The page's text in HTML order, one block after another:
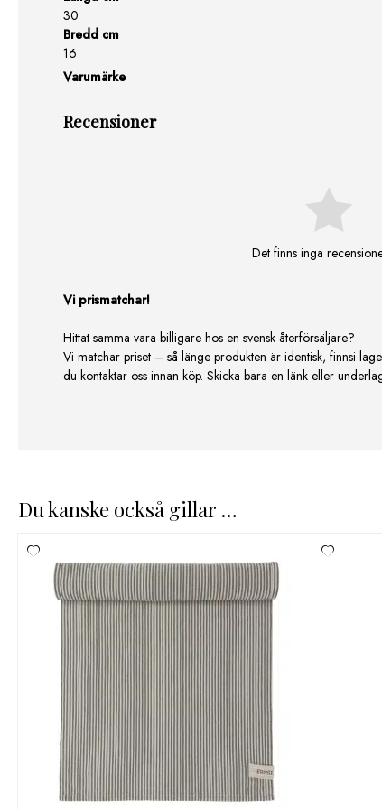
30
Bredd cm
16
Varumärke
Recensioner
Det finns inga
Vi prismatchar!
Hittat samma vara billigare hos en svensk återförsäljare?
Vi matchar priset – så länge produkten är identisk, finnsi
du kontaktar oss innan köp. Skicka bara en länk eller
Du kanske också gillar …